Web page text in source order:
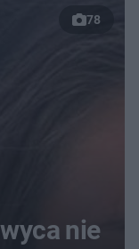
78
nie